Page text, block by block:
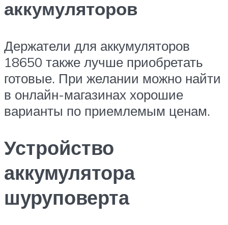
аккумуляторов
Держатели для аккумуляторов
18650 также лучше приобретать
готовые. При желании можно найти
в онлайн-магазинах хорошие
варианты по приемлемым ценам.
Устройство
аккумулятора
шуруповерта